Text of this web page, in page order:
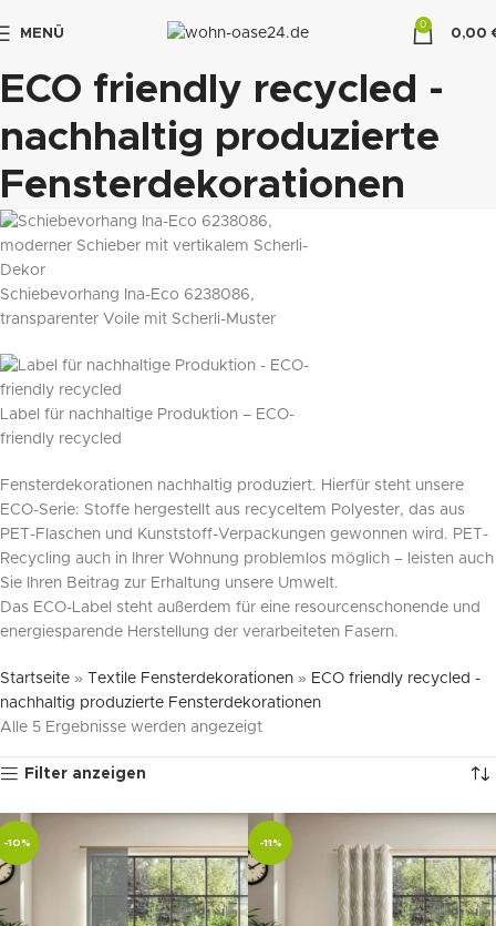
MENÜ
0
0,00
ECO friendly recycled -
nachhaltig produzierte
Fensterdekorationen
Schiebevorhang Ina-Eco 6238086,
transparenter Voile mit Scherli-Muster
Label für nachhaltige Produktion – ECO-
friendly recycled
Fensterdekorationen nachhaltig produziert. Hierfür steht unsere
ECO-Serie: Stoffe hergestellt aus recyceltem Polyester, das aus
PET-Flaschen und Kunststoff-Verpackungen gewonnen wird. PET-
Recycling auch in Ihrer Wohnung problemlos möglich – leisten auch
Sie Ihren Beitrag zur Erhaltung unsere Umwelt.
Das ECO-Label steht außerdem für eine resourcenschonende und
energiesparende Herstellung der verarbeiteten Fasern.
Startseite » Textile Fensterdekorationen » ECO friendly recycled -
nachhaltig produzierte Fensterdekorationen
Alle 5 Ergebnisse werden angezeigt
Filter anzeigen
-10% -11%